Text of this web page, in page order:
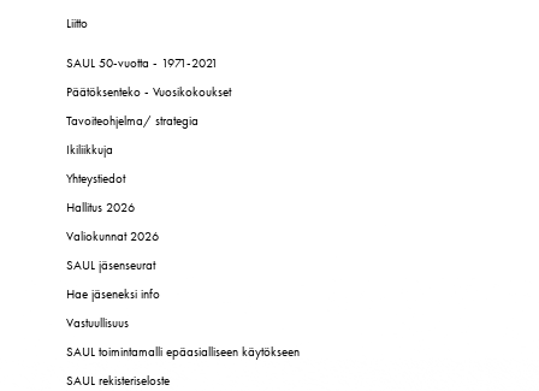
Liitto
SAUL 50-vuotta - 1971-2021
Päätöksenteko - Vuosikokoukset
Tavoiteohjelma/ strategia
Ikiliikkuja
Yhteystiedot
Hallitus 2026
Valiokunnat 2026
SAUL jäsenseurat
Hae jäseneksi info
Vastuullisuus
SAUL toimintamalli epäasialliseen käytökseen
SAUL rekisteriseloste